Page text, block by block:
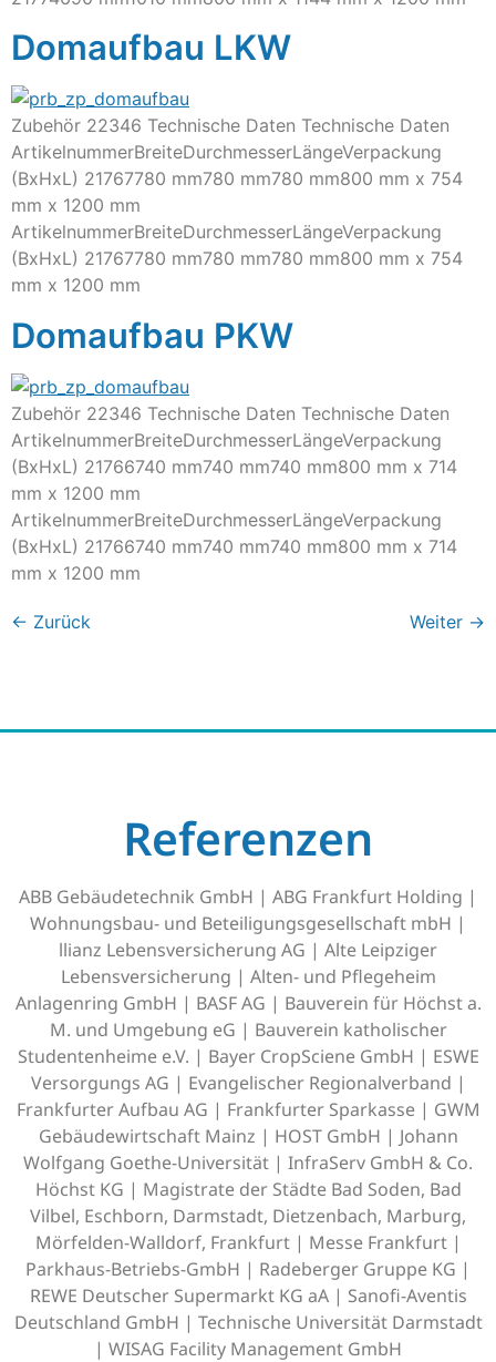
Domaufbau LKW
Zubehör 22346 Technische Daten Technische Daten
ArtikelnummerBreiteDurchmesserLängeVerpackung
(BxHxL) 21767780 mm780 mm780 mm800 mm x 754
mm x 1200 mm
ArtikelnummerBreiteDurchmesserLängeVerpackung
(BxHxL) 21767780 mm780 mm780 mm800 mm x 754
mm x 1200 mm
Domaufbau PKW
Zubehör 22346 Technische Daten Technische Daten
ArtikelnummerBreiteDurchmesserLängeVerpackung
(BxHxL) 21766740 mm740 mm740 mm800 mm x 714
mm x 1200 mm
ArtikelnummerBreiteDurchmesserLängeVerpackung
(BxHxL) 21766740 mm740 mm740 mm800 mm x 714
mm x 1200 mm
← Zurück Weiter →
Referenzen
ABB Gebäudetechnik GmbH | ABG Frankfurt Holding |
Wohnungsbau- und Beteiligungsgesellschaft mbH |
llianz Lebensversicherung AG | Alte Leipziger
Lebensversicherung | Alten- und Pflegeheim
Anlagenring GmbH | BASF AG | Bauverein für Höchst a.
M. und Umgebung eG | Bauverein katholischer
Studentenheime e.V. | Bayer CropSciene GmbH | ESWE
Versorgungs AG | Evangelischer Regionalverband |
Frankfurter Aufbau AG | Frankfurter Sparkasse | GWM
Gebäudewirtschaft Mainz | HOST GmbH | Johann
Wolfgang Goethe-Universität | InfraServ GmbH & Co.
Höchst KG | Magistrate der Städte Bad Soden, Bad
Vilbel, Eschborn, Darmstadt, Dietzenbach, Marburg,
Mörfelden-Walldorf, Frankfurt | Messe Frankfurt |
Parkhaus-Betriebs-GmbH | Radeberger Gruppe KG |
REWE Deutscher Supermarkt KG aA | Sanofi-Aventis
Deutschland GmbH | Technische Universität Darmstadt
| WISAG Facility Management GmbH